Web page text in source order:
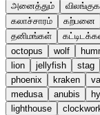
அனைத்தும்
கலாச்சாரம்
கற்பனை
தனிமங்கள்
octopus
wolf
lion
jellyfish stag
phoenix
kraken
medusa
anubis
lighthouse